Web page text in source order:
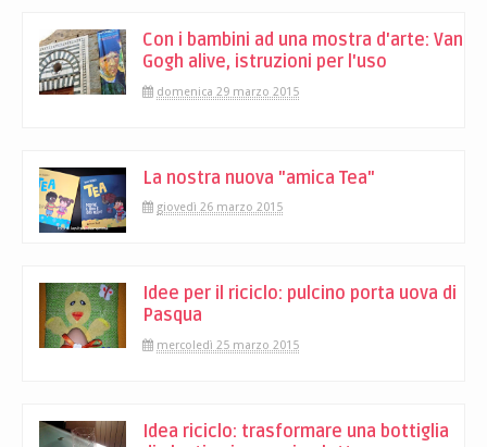
Con i bambini ad una mostra d'arte: Van
Gogh alive, istruzioni per l'uso
domenica 29 marzo 2015
La nostra nuova "amica Tea"
giovedì 26 marzo 2015
Idee per il riciclo: pulcino porta uova di
Pasqua
mercoledì 25 marzo 2015
Idea riciclo: trasformare una bottiglia